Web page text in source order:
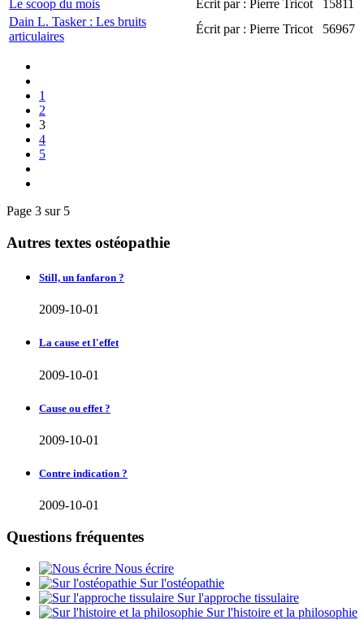
Le scoop du mois
Écrit par : Pierre Tricot
15811
Dain L. Tasker : Les bruits
articulaires
Écrit par : Pierre Tricot 56967
1
2
3
4
5
Page 3 sur 5
Autres textes ostéopathie
Still, un fanfaron ?
2009-10-01
La cause et l'effet
2009-10-01
Cause ou effet ?
2009-10-01
Contre indication ?
2009-10-01
Questions fréquentes
Nous écrire
Sur l'ostéopathie
Sur l'approche tissulaire
Sur l'histoire et la philosophie